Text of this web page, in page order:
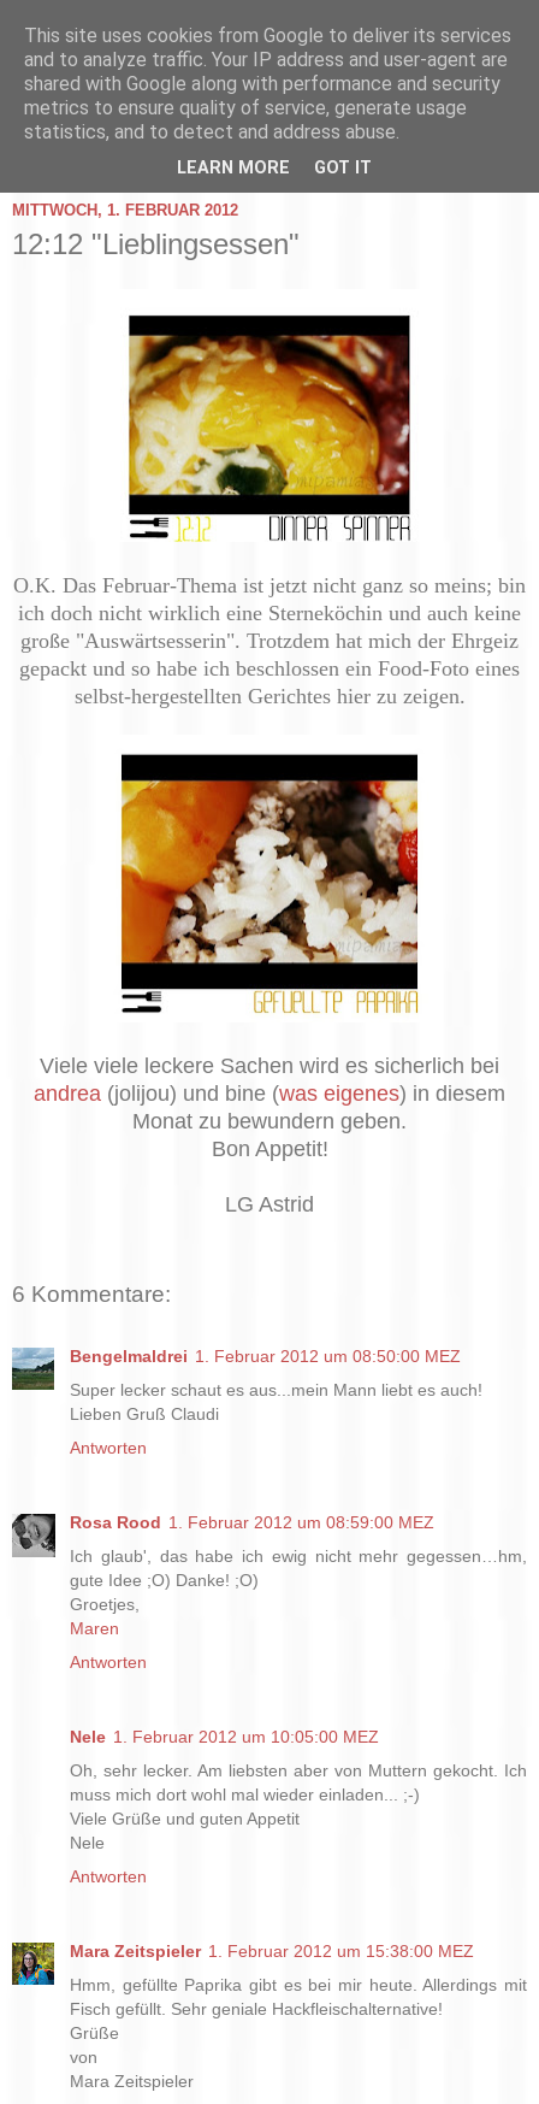
MITTWOCH, 1. FEBRUAR 2012
12:12 "Lieblingsessen"
O.K. Das Februar-Thema ist jetzt nicht ganz so meins; bin
ich doch nicht wirklich eine Sterneköchin und auch keine
große "Auswärtsesserin". Trotzdem hat mich der Ehrgeiz
gepackt und so habe ich beschlossen ein Food-Foto eines
selbst-hergestellten Gerichtes hier zu zeigen.
Viele viele leckere Sachen wird es sicherlich bei
andrea (jolijou) und bine (was eigenes) in diesem
Monat zu bewundern geben.
Bon Appetit!
LG Astrid
6 Kommentare:
Bengelmaldrei 1. Februar 2012 um 08:50:00 MEZ
Super lecker schaut es aus...mein Mann liebt es auch!
Lieben Gruß Claudi
Antworten
Rosa Rood 1. Februar 2012 um 08:59:00 MEZ
Ich glaub', das habe ich ewig nicht mehr gegessen…hm,
gute Idee ;O) Danke! ;O)
Groetjes,
Maren
Antworten
Nele 1. Februar 2012 um 10:05:00 MEZ
Oh, sehr lecker. Am liebsten aber von Muttern gekocht. Ich
muss mich dort wohl mal wieder einladen... ;-)
Viele Grüße und guten Appetit
Nele
Antworten
Mara Zeitspieler 1. Februar 2012 um 15:38:00 MEZ
Hmm, gefüllte Paprika gibt es bei mir heute. Allerdings mit
Fisch gefüllt. Sehr geniale Hackfleischalternative!
Grüße
von
Mara Zeitspieler
This site uses cookies from Google to deliver its services
and to analyze traffic. Your IP address and user-agent are
shared with Google along with performance and security
metrics to ensure quality of service, generate usage
statistics, and to detect and address abuse.
LEARN MORE GOT IT